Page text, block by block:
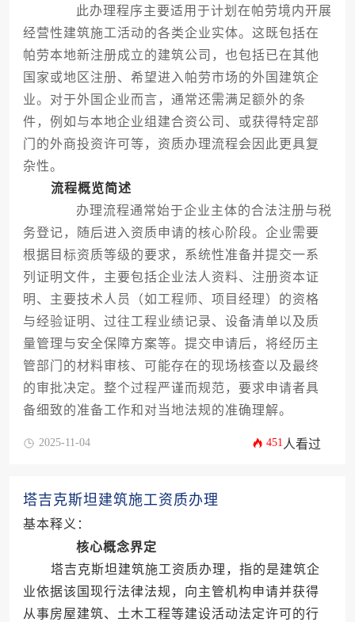
此办理程序主要适用于计划在帕劳境内开展
经营性建筑施工活动的各类企业实体。这既包括在
帕劳本地新注册成立的建筑公司，也包括已在其他
国家或地区注册、希望进入帕劳市场的外国建筑企
业。对于外国企业而言，通常还需满足额外的条
件，例如与本地企业组建合资公司、或获得特定部
门的外商投资许可等，资质办理流程会因此更具复
杂性。
流程概览简述
办理流程通常始于企业主体的合法注册与税
务登记，随后进入资质申请的核心阶段。企业需要
根据目标资质等级的要求，系统性准备并提交一系
列证明文件，主要包括企业法人资料、注册资本证
明、主要技术人员（如工程师、项目经理）的资格
与经验证明、过往工程业绩记录、设备清单以及质
量管理与安全保障方案等。提交申请后，将经历主
管部门的材料审核、可能存在的现场核查以及最终
的审批决定。整个过程严谨而规范，要求申请者具
备细致的准备工作和对当地法规的准确理解。
2025-11-04 451 人看过
塔吉克斯坦建筑施工资质办理
基本释义：
核心概念界定
塔吉克斯坦建筑施工资质办理，指的是建筑企
业依据该国现行法律法规，向主管机构申请并获得
从事房屋建筑、土木工程等建设活动法定许可的行